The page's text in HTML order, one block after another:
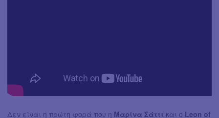
Δεν είναι η πρώτη φορά που η Μαρίνα Σάττι και ο Leon of